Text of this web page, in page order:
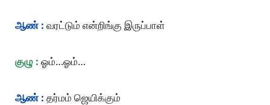
ஆண் : வரட்டும் என்றிங்கு இருப்பாள்
குழு : ஓம்…ஓம்…
ஆண் : தர்மம் ஜெயிக்கும்